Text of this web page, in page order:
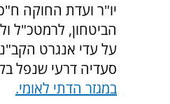
יו"ר ועדת החוקה
הביטחון, לרמטכ"ל
על עדי אנגרט
סעדיה דרעי שנפל
במגזר הדתי לאומי.